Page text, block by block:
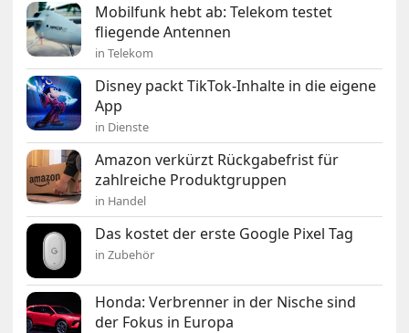
Mobilfunk hebt ab: Telekom testet
fliegende Antennen
in Telekom
Disney packt TikTok-Inhalte in die eigene
App
in Dienste
Amazon verkürzt Rückgabefrist für
zahlreiche Produktgruppen
in Handel
Das kostet der erste Google Pixel Tag
in Zubehör
Honda: Verbrenner in der Nische sind
der Fokus in Europa